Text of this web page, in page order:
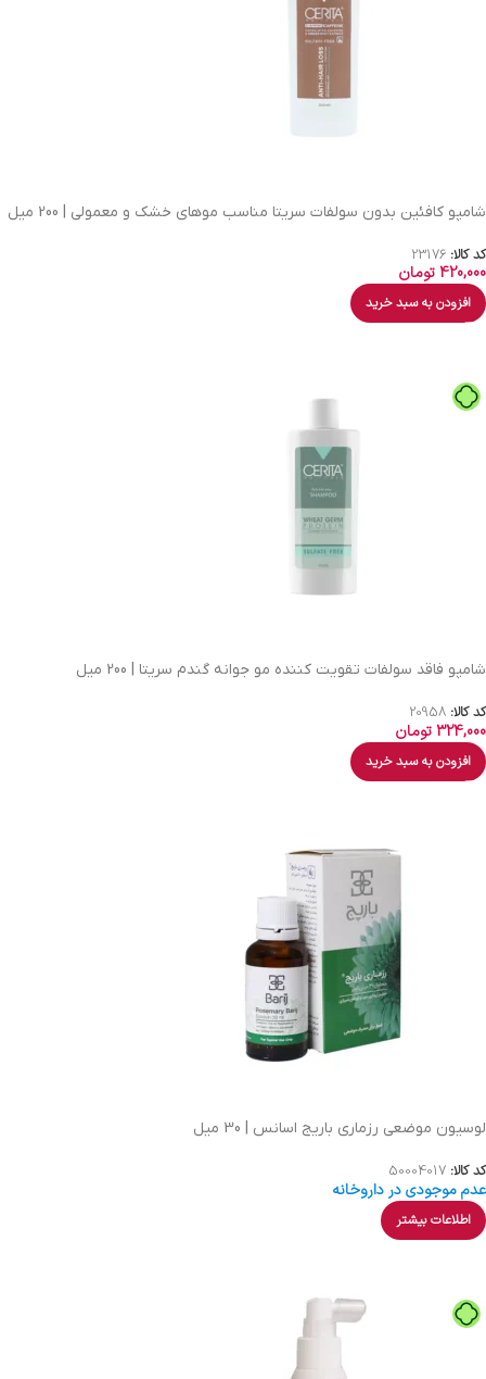
شامپو کافئین بدون سولفات سریتا مناسب موهای خشک و معمولی | 200 میل
کد کالا: 23176
420,000تومان
افزودن به سبد خرید
شامپو فاقد سولفات تقویت کننده مو جوانه گندم سریتا | 200 میل
کد کالا: 20958
324,000تومان
افزودن به سبد خرید
لوسیون موضعی رزماری باریج اسانس | 30 میل
کد کالا: 50004017
عدم موجودی در داروخانه
اطلاعات بیشتر